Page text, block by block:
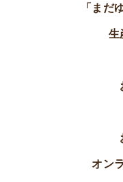
「まだ
生
オン